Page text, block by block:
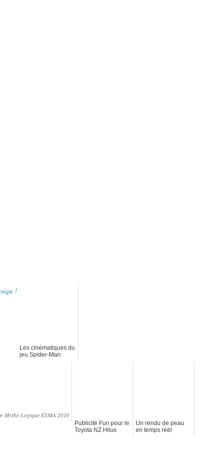
!
Les cinématiques du
jeu Spider-Man
Mytho Logique ESMA 2010
Publicité Fun pour le
Toyota NZ Hilux
Un rendu de peau
en temps réél